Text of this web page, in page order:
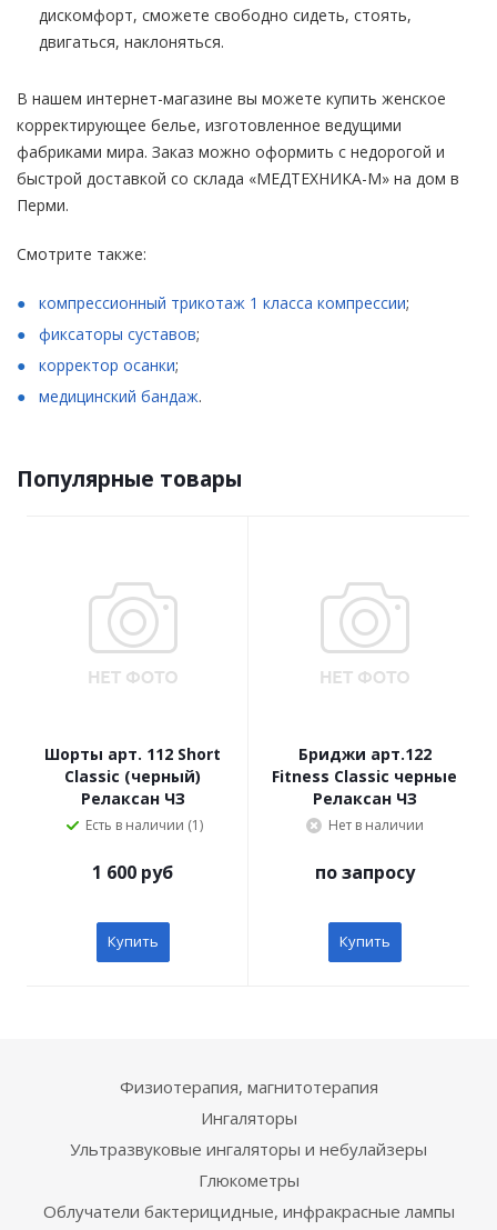
дискомфорт, сможете свободно сидеть, стоять,
двигаться, наклоняться.
В нашем интернет-магазине вы можете купить женское
корректирующее белье, изготовленное ведущими
фабриками мира. Заказ можно оформить с недорогой и
быстрой доставкой со склада «МЕДТЕХНИКА-М» на дом в
Перми.
Смотрите также:
компрессионный трикотаж 1 класса компрессии;
фиксаторы суставов;
корректор осанки;
медицинский бандаж.
Популярные товары
Шорты арт. 112 Short
Classic (черный)
Релаксан ЧЗ
Есть в наличии (1)
1 600 руб
Купить
Бриджи арт.122
Fitness Classic черные
Релаксан ЧЗ
Нет в наличии
по запросу
Купить
Физиотерапия, магнитотерапия
Ингаляторы
Ультразвуковые ингаляторы и небулайзеры
Глюкометры
Облучатели бактерицидные, инфракрасные лампы